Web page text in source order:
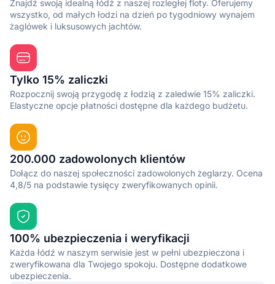
Znajdź swoją idealną łódź z naszej rozległej floty. Oferujemy
wszystko, od małych łodzi na dzień po tygodniowy wynajem
żaglówek i luksusowych jachtów.
Tylko 15% zaliczki
Rozpocznij swoją przygodę z łodzią z zaledwie 15% zaliczki.
Elastyczne opcje płatności dostępne dla każdego budżetu.
200.000 zadowolonych klientów
Dołącz do naszej społeczności zadowolonych żeglarzy. Ocena
4,8/5 na podstawie tysięcy zweryfikowanych opinii.
100% ubezpieczenia i weryfikacji
Każda łódź w naszym serwisie jest w pełni ubezpieczona i
zweryfikowana dla Twojego spokoju. Dostępne dodatkowe
ubezpieczenia.